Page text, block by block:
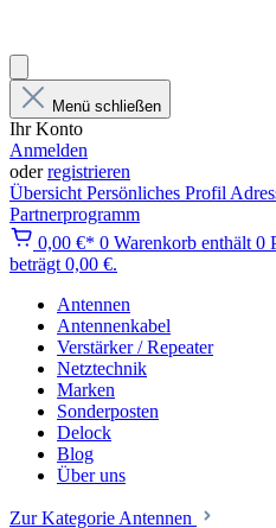
Menü schließen
Ihr Konto
Anmelden
oderregistrieren
Übersicht Persönliches Profil
Partnerprogramm
0,00 €* 0 Warenkorb enthält 0
beträgt 0,00 €.
Antennen
Antennenkabel
Verstärker / Repeater
Netztechnik
Marken
Sonderposten
Delock
Blog
Über uns
Zur Kategorie Antennen